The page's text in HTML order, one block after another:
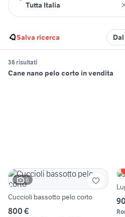
Salva ricerca
36 risultati
Cane nano pelo corto in vendita
6
Cuccioli bassotto pelo corto
800 €